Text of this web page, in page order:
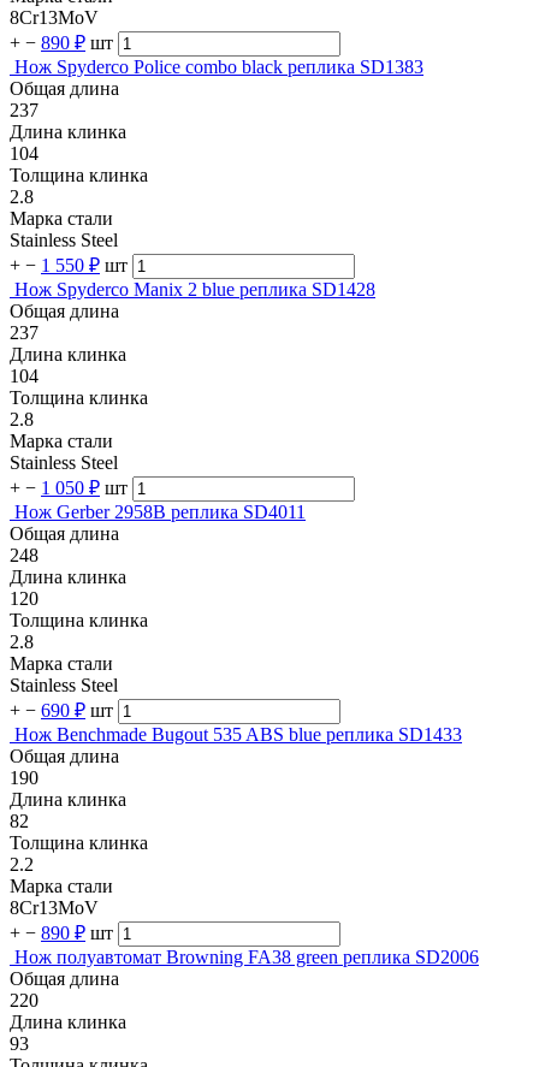
8Cr13MoV
+ − 890 ₽ шт
Нож Spyderco Police combo black реплика SD1383
Общая длина
237
Длина клинка
104
Толщина клинка
2.8
Марка стали
Stainless Steel
+ − 1 550 ₽ шт
Нож Spyderco Manix 2 blue реплика SD1428
Общая длина
237
Длина клинка
104
Толщина клинка
2.8
Марка стали
Stainless Steel
+ − 1 050 ₽ шт
Нож Gerber 2958B реплика SD4011
Общая длина
248
Длина клинка
120
Толщина клинка
2.8
Марка стали
Stainless Steel
+ − 690 ₽ шт
Нож Benchmade Bugout 535 ABS blue реплика SD1433
Общая длина
190
Длина клинка
82
Толщина клинка
2.2
Марка стали
8Cr13MoV
+ − 890 ₽ шт
Нож полуавтомат Browning FA38 green реплика SD2006
Общая длина
220
Длина клинка
93